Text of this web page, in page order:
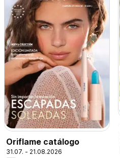
Oriflame catálogo
31.07. - 21.08.2026